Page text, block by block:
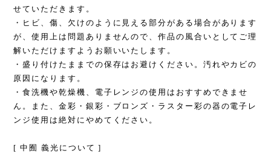
せていただきます。
・ヒビ、傷、欠けのように見える部分がある場合があります
が、使用上は問題ありませんので、作品の風合いとしてご理
解いただけますようお願いいたします。
・盛り付けたままでの保存はお避けください。汚れやカビの
原因になります。
・食洗機や乾燥機、電子レンジの使用はおすすめできませ
ん。また、金彩・銀彩・ブロンズ・ラスター彩の器の電子レ
ンジ使用は絶対にやめてください。
[ 中囿 義光について ]